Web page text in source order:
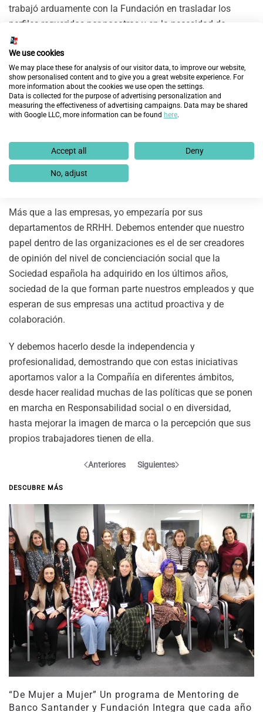
trabajó arduamente con la Fundación en trasladar los
perfiles requeridos por nosotros y en la necesidad de
cumplir con los procedimientos internos, especialmente los
de seguridad.
Su tesón es el mejor ejemplo del nivel de sensibilización y
compromiso social que mantenemos así como de la
voluntad de integración y del respeto a la diversidad.
sus prejuicios y contraten a personas procedentes de
colectivos de exclusión social, a través de Fundación
Integra?
Más que a las empresas, yo empezaría por sus
departamentos de RRHH. Debemos entender que nuestro
papel dentro de las organizaciones es el de ser creadores
de opinión del nivel de concienciación social que la
Sociedad española ha adquirido en los últimos años,
sociedad de la que forman parte nuestros empleados y que
esperan de sus empresas una actitud proactiva y de
colaboración.
Y debemos hacerlo desde la independencia y
profesionalidad, demostrando que con estas iniciativas
aportamos valor a la Compañía en diferentes ámbitos,
desde hacer realidad muchas de las políticas que se ponen
en marcha en Responsabilidad social o en diversidad,
hasta mejorar la imagen de marca o la percepción que sus
propios trabajadores tienen de ella.
Anteriores Siguientes
DESCUBRE MÁS
“De Mujer a Mujer” Un programa de Mentoring de
Banco Santander y Fundación Integra que cada año
We use cookies
We may place these for analysis of our visitor data, to improve our website,
show personalised content and to give you a great website experience. For
more information about the cookies we use open the settings.
Data is collected for the purpose of advertising personalization and
measuring the effectiveness of advertising campaigns. Data may be shared
with Google LLC, more information can be found here.
Accept all Deny
No, adjust